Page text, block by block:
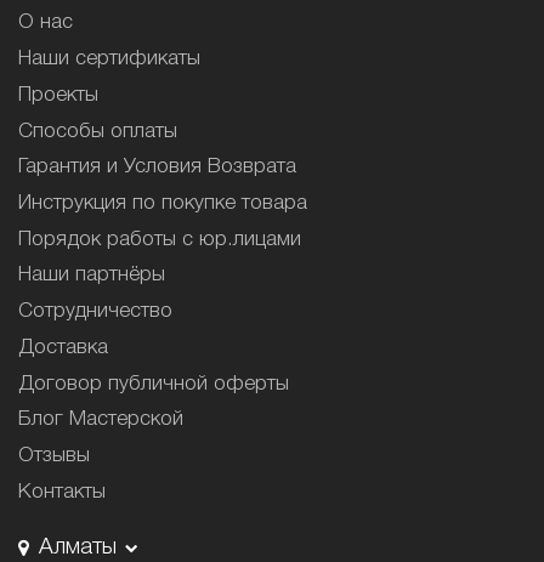
О нас
Наши сертификаты
Проекты
Способы оплаты
Гарантия и Условия Возврата
Инструкция по покупке товара
Порядок работы с юр.лицами
Наши партнёры
Сотрудничество
Доставка
Договор публичной оферты
Блог Мастерской
Отзывы
Контакты
Алматы